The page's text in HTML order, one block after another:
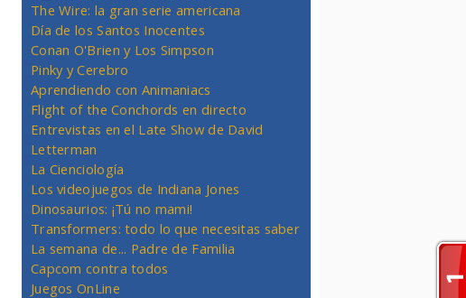
The Wire: la gran serie americana
Día de los Santos Inocentes
Conan O'Brien y Los Simpson
Pinky y Cerebro
Aprendiendo con Animaniacs
Flight of the Conchords en directo
Entrevistas en el Late Show de David
Letterman
La Cienciología
Los videojuegos de Indiana Jones
Dinosaurios: ¡Tú no mami!
Transformers: todo lo que necesitas saber
La semana de... Padre de Familia
Capcom contra todos
Juegos OnLine